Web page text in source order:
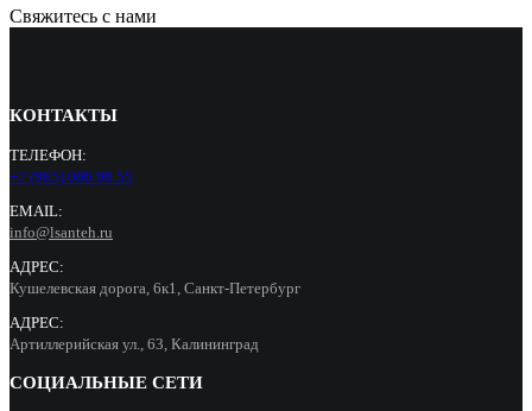
Свяжитесь с нами
КОНТАКТЫ
ТЕЛЕФОН:
+7 (965) 000 90 55
EMAIL:
info@lsanteh.ru
АДРЕС:
Кушелевская дорога, 6к1, Санкт-Петербург
АДРЕС:
Артиллерийская ул., 63, Калининград
СОЦИАЛЬНЫЕ СЕТИ